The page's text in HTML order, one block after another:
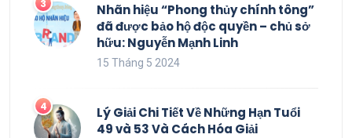
Nhãn hiệu “Phong thủy chính tông”
đã được bảo hộ độc quyền – chủ sở
hữu: Nguyễn Mạnh Linh
15 Tháng 5 2024
Lý Giải Chi Tiết Về Những Hạn Tuổi
49 và 53 Và Cách Hóa Giải